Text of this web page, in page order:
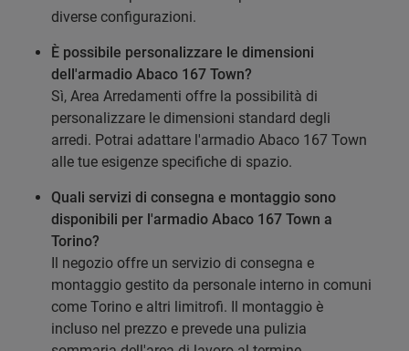
diverse configurazioni.
È possibile personalizzare le dimensioni
dell'armadio Abaco 167 Town?
Sì, Area Arredamenti offre la possibilità di
personalizzare le dimensioni standard degli
arredi. Potrai adattare l'armadio Abaco 167 Town
alle tue esigenze specifiche di spazio.
Quali servizi di consegna e montaggio sono
disponibili per l'armadio Abaco 167 Town a
Torino?
Il negozio offre un servizio di consegna e
montaggio gestito da personale interno in comuni
come Torino e altri limitrofi. Il montaggio è
incluso nel prezzo e prevede una pulizia